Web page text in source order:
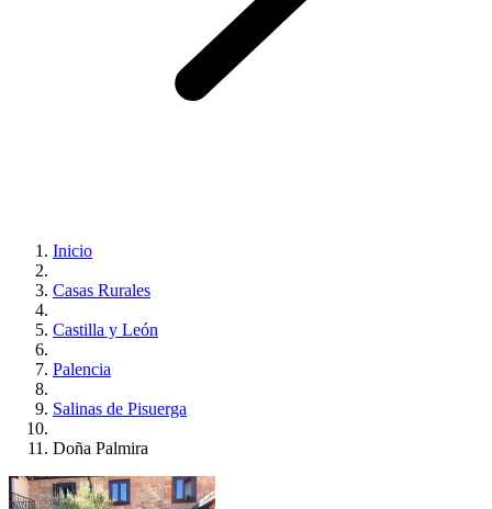
Inicio
Casas Rurales
Castilla y León
Palencia
Salinas de Pisuerga
Doña Palmira